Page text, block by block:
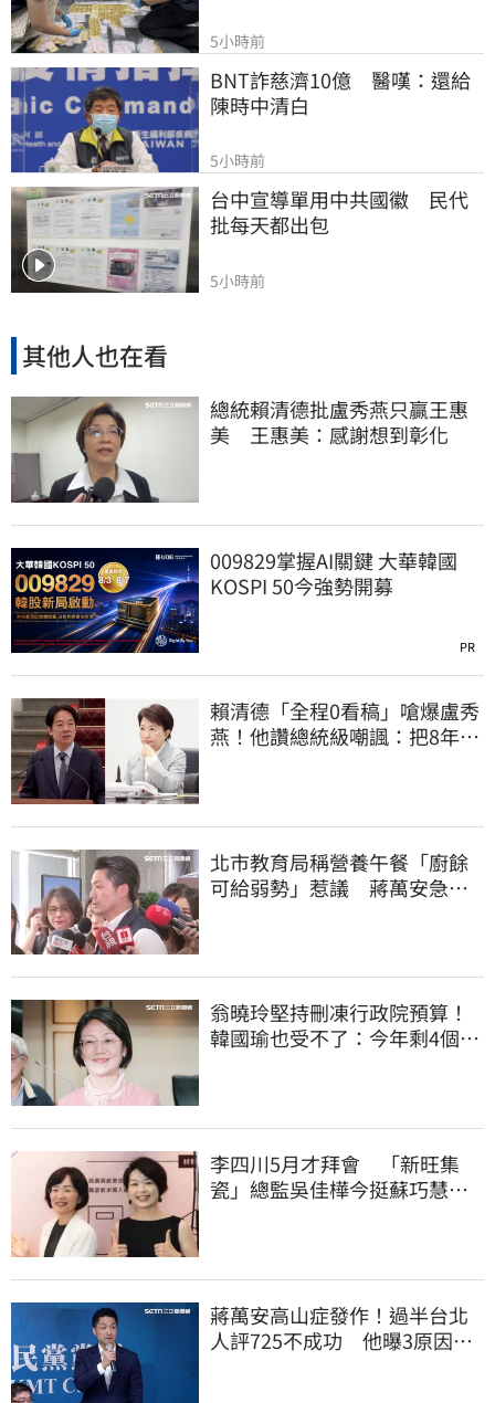
5小時前
BNT詐慈濟10億　醫嘆：還給
陳時中清白
5小時前
台中宣導單用中共國徽　民代
批每天都出包
5小時前
其他人也在看
總統賴清德批盧秀燕只贏王惠
美 王惠美：感謝想到彰化
009829掌握AI關鍵 大華韓國
KOSPI 50今強勢開募
PR
賴清德「全程0看稿」嗆爆盧秀
燕！他讚總統級嘲諷：把8年總
北市教育局稱營養午餐「廚餘
可給弱勢」惹議 蔣萬安急
翁曉玲堅持刪凍行政院預算！
韓國瑜也受不了：今年剩4個月
李四川5月才拜會 「新旺集
瓷」總監吳佳樺今挺蘇巧慧：
蔣萬安高山症發作！過半台北
人評725不成功 他曝3原因：